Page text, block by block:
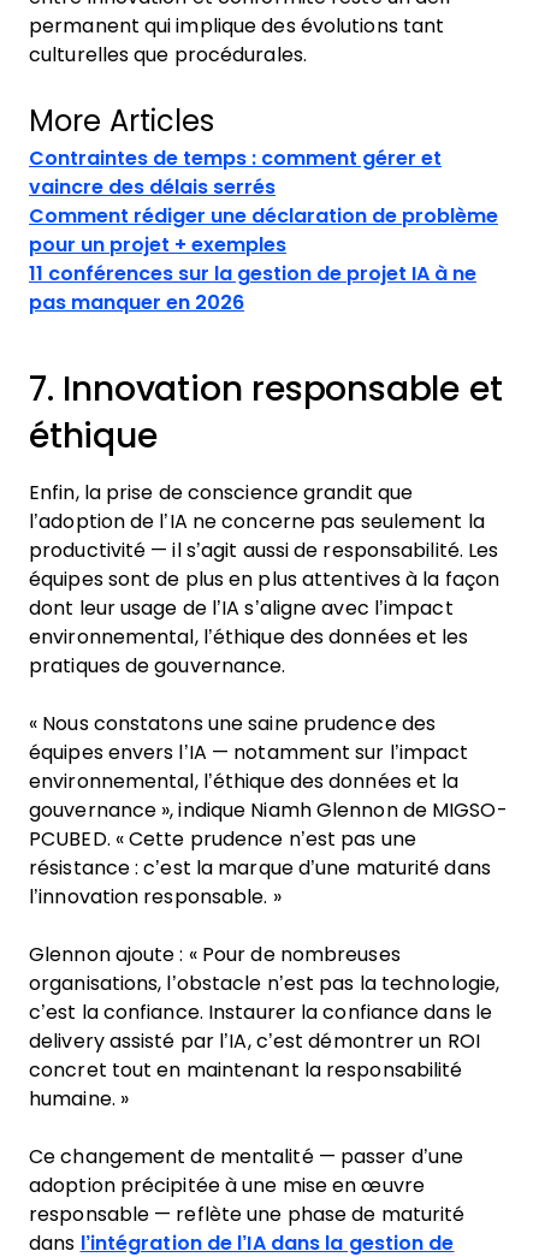
permanent qui implique des évolutions tant
culturelles que procédurales.
More Articles
Contraintes de temps : comment gérer et
vaincre des délais serrés
Comment rédiger une déclaration de problème
pour un projet + exemples
11 conférences sur la gestion de projet IA à ne
pas manquer en 2026
7. Innovation responsable et
éthique
Enfin, la prise de conscience grandit que
l’adoption de l’IA ne concerne pas seulement la
productivité — il s’agit aussi de responsabilité. Les
équipes sont de plus en plus attentives à la façon
dont leur usage de l’IA s’aligne avec l’impact
environnemental, l’éthique des données et les
pratiques de gouvernance.
« Nous constatons une saine prudence des
équipes envers l’IA — notamment sur l’impact
environnemental, l’éthique des données et la
gouvernance », indique Niamh Glennon de MIGSO-
PCUBED. « Cette prudence n’est pas une
résistance : c’est la marque d’une maturité dans
l’innovation responsable. »
Glennon ajoute : « Pour de nombreuses
organisations, l’obstacle n’est pas la technologie,
c’est la confiance. Instaurer la confiance dans le
delivery assisté par l’IA, c’est démontrer un ROI
concret tout en maintenant la responsabilité
humaine. »
Ce changement de mentalité — passer d’une
adoption précipitée à une mise en œuvre
responsable — reflète une phase de maturité
dans l’intégration de l’IA dans la gestion de